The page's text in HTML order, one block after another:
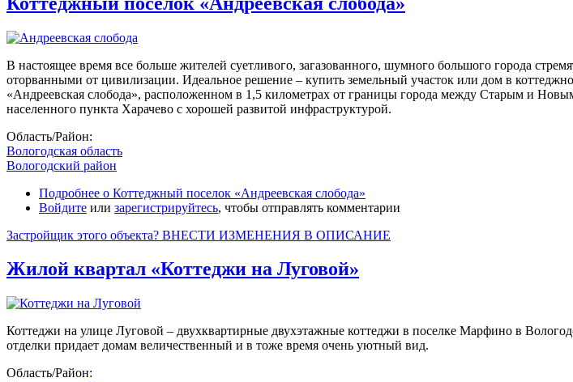
В настоящее время все больше жителей суетливого, загазованного, шумного большого города
оторванными от цивилизации. Идеальное решение – купить земельный участок или дом в
«Андреевская слобода», расположенном в 1,5 километрах от границы города между Старым и
населенного пункта Харачево с хорошей развитой инфраструктурой.
Область/Район:
Вологодская область
Вологодский район
Подробнее о Коттеджный поселок «Андреевская слобода»
Войдите или зарегистрируйтесь, чтобы отправлять комментарии
Застройщик этого объекта? ВНЕСТИ ИЗМЕНЕНИЯ В ОПИСАНИЕ
Жилой квартал «Коттеджи на Луговой»
Коттеджи на улице Луговой – двухквартирные двухэтажные коттеджи в поселке Марфино в
отделки придает домам величественный и в тоже время очень уютный вид.
Область/Район: